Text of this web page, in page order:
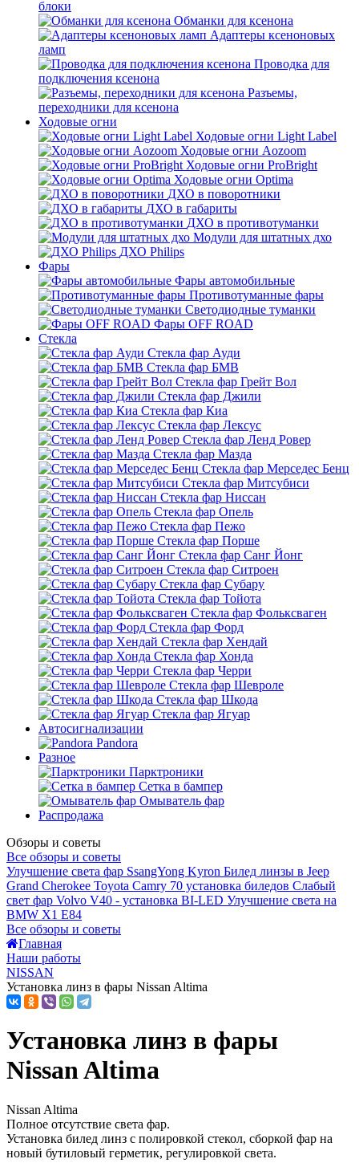
блоки
Обманки для ксенона
Адаптеры ксеноновых
ламп
Проводка для
подключения ксенона
Разъемы,
переходники для ксенона
Ходовые огни
Ходовые огни Light Label
Ходовые огни Aozoom
Ходовые огни ProBright
Ходовые огни Optima
ДХО в поворотники
ДХО в габариты
ДХО в противотуманки
Модули для штатных дхо
ДХО Philips
Фары
Фары автомобильные
Противотуманные фары
Светодиодные туманки
Фары OFF ROAD
Стекла
Стекла фар Ауди
Стекла фар БМВ
Стекла фар Грейт Вол
Стекла фар Джили
Стекла фар Киа
Стекла фар Лексус
Стекла фар Ленд Ровер
Стекла фар Мазда
Стекла фар Мерседес Бенц
Стекла фар Митсубиси
Стекла фар Ниссан
Стекла фар Опель
Стекла фар Пежо
Стекла фар Порше
Стекла фар Санг Йонг
Стекла фар Ситроен
Стекла фар Субару
Стекла фар Тойота
Стекла фар Фольксваген
Стекла фар Форд
Стекла фар Хендай
Стекла фар Хонда
Стекла фар Черри
Стекла фар Шевроле
Стекла фар Шкода
Стекла фар Ягуар
Автосигнализации
Pandora
Разное
Парктроники
Сетка в бампер
Омыватель фар
Распродажа
Обзоры и советы
Все обзоры и советы
Улучшение света фар SsangYong Kyron Билед линзы в Jeep
Grand Cherokee Toyota Camry 70 установка биледов Слабый
свет фар Volvo V40 - установка BI-LED Улучшение света на
BMW X1 E84
Все обзоры и советы
Главная
Наши работы
NISSAN
Установка линз в фары Nissan Altima
Установка линз в фары
Nissan Altima
Nissan Altima
Полное отсутствие света фар.
Установка билед линз с полировкой стекол, сборкой фар на
новый бутиловый герметик, регулировкой света.